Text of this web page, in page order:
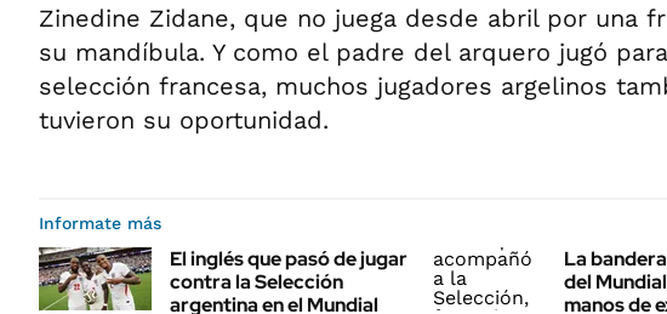
Zinedine Zidane, que no juega desde abril por una
su mandíbula. Y como el padre del arquero jugó
selección francesa, muchos jugadores argelinos
tuvieron su oportunidad.
Informate más
El inglés que pasó de jugar
contra la Selección
argentina en el Mundial
La
del
manos de